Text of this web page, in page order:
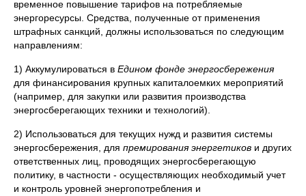
временное повышение тарифов на потребляемые
энергоресурсы. Средства, полученные от применения
штрафных санкций, должны использоваться по следующим
направлениям:
1) Аккумулироваться в Едином фонде энергосбережения
для финансирования крупных капиталоемких мероприятий
(например, для закупки или развития производства
энергосберегающих техники и технологий).
2) Использоваться для текущих нужд и развития системы
энергосбережения, для премирования энергетиков и других
ответственных лиц, проводящих энергосберегающую
политику, в частности - осуществляющих необходимый учет
и контроль уровней энергопотребления и